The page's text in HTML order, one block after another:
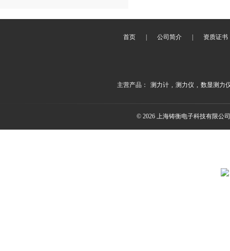
首页 公司简介 资质证书
主营产品： 测力计 , 测力仪 , 数显测力
© 2026 上海铸衡电子科技有限公